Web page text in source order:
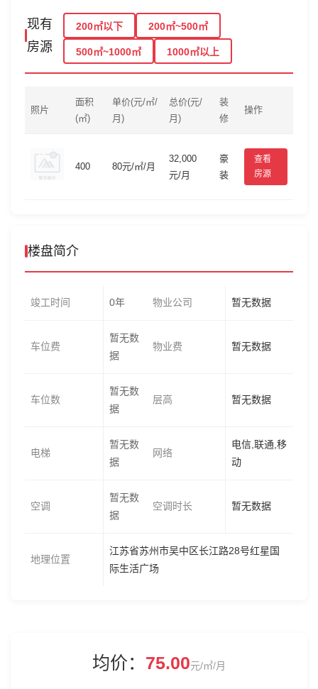
现有
房源
200㎡以下 200㎡~500㎡
500㎡~1000㎡ 1000㎡以上
照片
面积
(㎡)
单价(元/㎡/
月)
总价(元/
月)
装
修
操作
400 80元/㎡/月
32,000
元/月
豪
装
查看
房源
楼盘简介
竣工时间 0年 物业公司 暂无数据
车位费
暂无数
据
物业费 暂无数据
车位数
暂无数
据
层高 暂无数据
电梯
暂无数
据
网络
电信,联通,移
动
空调
暂无数
据
空调时长 暂无数据
地理位置
江苏省苏州市吴中区长江路28号红星国
际生活广场
均价： 75.00元/㎡/月